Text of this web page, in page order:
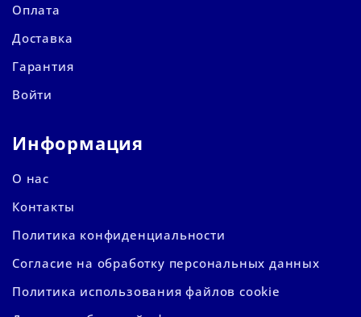
Оплата
Доставка
Гарантия
Войти
Информация
О нас
Контакты
Политика конфиденциальности
Согласие на обработку персональных данных
Политика использования файлов cookie